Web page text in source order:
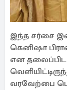
இந்த சர்சை
கெனிஷா
என
வரவேற்பை